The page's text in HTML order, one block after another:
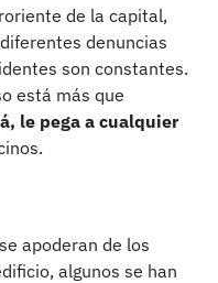
de la capital,
denuncias
son constantes.
está más que
le pega a cualquier
se apoderan de los
algunos se han